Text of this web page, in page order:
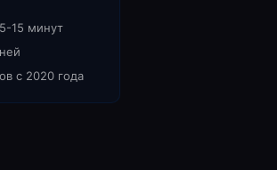
15 минут
с 2020 года